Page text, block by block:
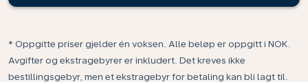
* Oppgitte priser gjelder én voksen. Alle beløp er oppgitt i NOK.
Avgifter og ekstragebyrer er inkludert. Det kreves ikke
bestillingsgebyr, men et ekstragebyr for betaling kan bli lagt til.